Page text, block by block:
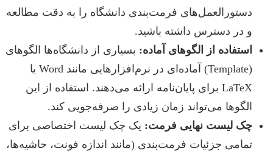
دستورالعمل‌های فرمت‌بندی دانشگاه را به دقت مطالعه
و در دسترس داشته باشید.
استفاده از الگوهای آماده: بسیاری از دانشگاه‌ها الگوهای
(Template) آماده‌ای در نرم‌افزارهایی مانند Word یا
LaTeX برای پایان‌نامه ارائه می‌دهند. استفاده از این
الگوها می‌تواند زمان زیادی را صرفه‌جویی کند.
چک لیست نهایی فرمت: یک چک لیست اختصاصی برای
تمامی جزئیات فرمت‌بندی (مانند اندازه فونت، حاشیه‌ها،